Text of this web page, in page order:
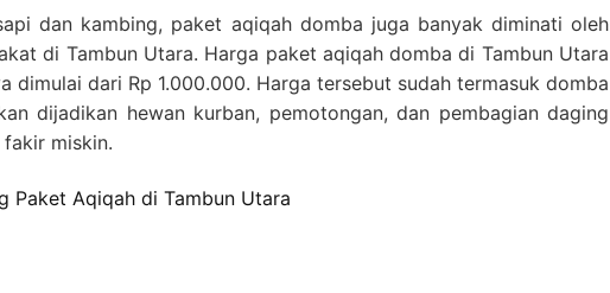
dan kambing, paket aqiqah domba juga banyak diminati oleh
di Tambun Utara. Harga paket aqiqah domba di Tambun Utara
dimulai dari Rp 1.000.000. Harga tersebut sudah termasuk domba
dijadikan hewan kurban, pemotongan, dan pembagian daging
miskin.
Paket Aqiqah di Tambun Utara